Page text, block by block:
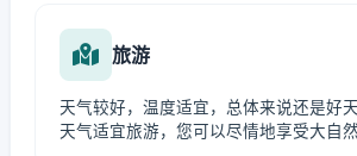
旅游
天气较好，温度适宜，总体来说还是好
天气适宜旅游，您可以尽情地享受大自然